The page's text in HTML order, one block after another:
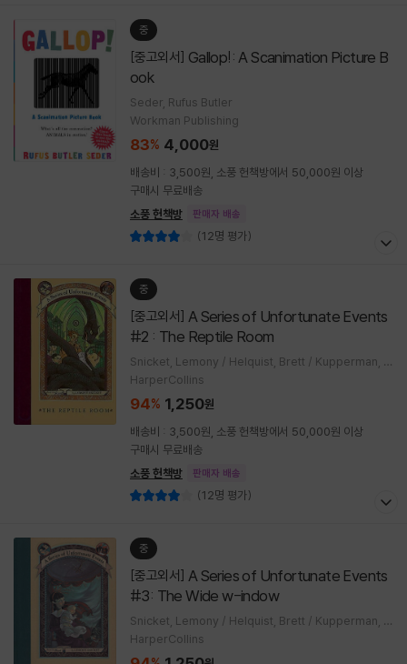
중
[중고외서]
ook
Seder, Rufus Butler
Workman Publishing
83% 4,000원
배송비 : 3,500원, 소풍 헌책방에서 50,000원 이상
구매시 무료배송
소풍 헌책방
판매자 배송
(12명 평가)
중
[중고외서]
#2 : The Reptile Room
Snicket, Lemony / Helquist, Brett / Kupperman, M
ichael
HarperCollins
94% 1,250원
배송비 : 3,500원, 소풍 헌책방에서 50,000원 이상
구매시 무료배송
소풍 헌책방
판매자 배송
(12명 평가)
중
[중고외서]
#3: The Wide w-indow
Snicket, Lemony / Helquist, Brett / Kupperman, M
ichael
HarperCollins